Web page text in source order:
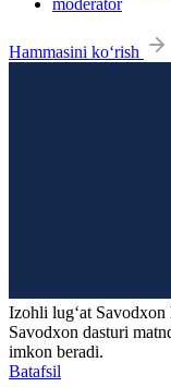
Hammasini ko‘rish
Izohli lugʻat Savodxon
Savodxon dasturi
imkon beradi.
Batafsil